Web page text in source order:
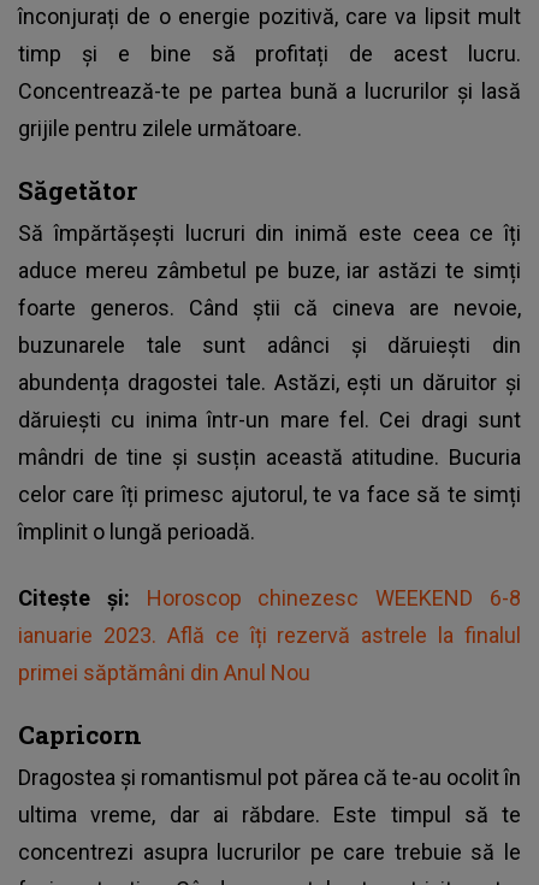
înconjurați de o energie pozitivă, care va lipsit mult
timp și e bine să profitați de acest lucru.
Concentrează-te pe partea bună a lucrurilor și lasă
grijile pentru zilele următoare.
Săgetător
Să împărtășești lucruri din inimă este ceea ce îți
aduce mereu zâmbetul pe buze, iar astăzi te simți
foarte generos. Când știi că cineva are nevoie,
buzunarele tale sunt adânci și dăruiești din
abundența dragostei tale. Astăzi, ești un dăruitor și
dăruiești cu inima într-un mare fel. Cei dragi sunt
mândri de tine și susțin această atitudine. Bucuria
celor care îți primesc ajutorul, te va face să te simți
împlinit o lungă perioadă.
Citește și: Horoscop chinezesc WEEKEND 6-8
ianuarie 2023. Află ce îți rezervă astrele la finalul
primei săptămâni din Anul Nou
Capricorn
Dragostea și romantismul pot părea că te-au ocolit în
ultima vreme, dar ai răbdare. Este timpul să te
concentrezi asupra lucrurilor pe care trebuie să le